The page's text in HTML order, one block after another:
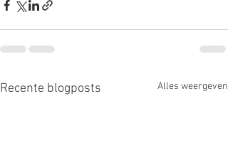
Recente blogposts Alles weergeven